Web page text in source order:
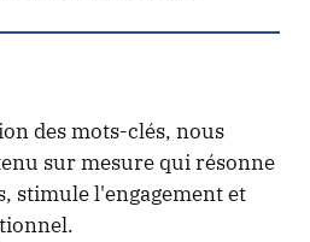
des mots-clés, nous
sur mesure qui résonne
stimule l'engagement et